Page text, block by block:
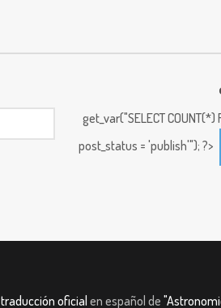
get_var("SELECT
post_status = 'publish'"); ?>
traducción oficial en español de